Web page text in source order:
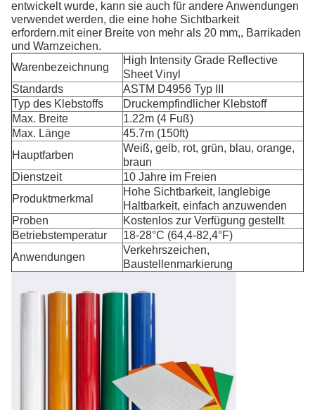
entwickelt wurde, kann sie auch für andere Anwendungen
verwendet werden, die eine hohe Sichtbarkeit
erfordern.mit einer Breite von mehr als 20 mm,, Barrikaden
und Warnzeichen.
Warenbezeichnung
High Intensity Grade Reflective
Sheet Vinyl
Standards
ASTM D4956 Typ III
Typ des Klebstoffs
Druckempfindlicher Klebstoff
Max. Breite
1.22m (4 Fuß)
Max. Länge
45.7m (150ft)
Hauptfarben
Weiß, gelb, rot, grün, blau, orange,
braun
Dienstzeit
10 Jahre im Freien
Produktmerkmal
Hohe Sichtbarkeit, langlebige
Haltbarkeit, einfach anzuwenden
Proben
Kostenlos zur Verfügung gestellt
Betriebstemperatur
18-28°C (64,4-82,4°F)
Anwendungen
Verkehrszeichen,
Baustellenmarkierung